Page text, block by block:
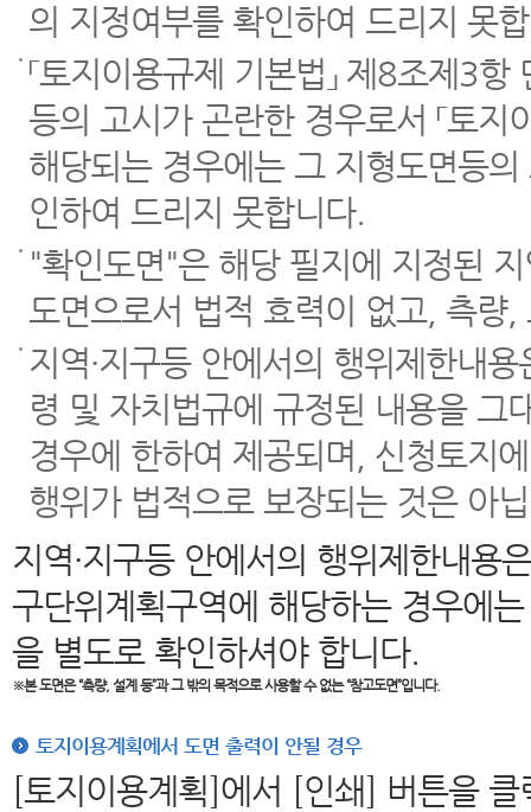
의 지정여부를 확인하여 드리지 못
「토지이용규제 기본법」 제8조제3
등의 고시가 곤란한 경우로서 「토
해당되는 경우에는 그 지형도면등
인하여 드리지 못합니다.
"확인도면"은 해당 필지에 지정된
도면으로서 법적 효력이 없고, 측량
지역·지구등 안에서의 행위제한내
령 및 자치법규에 규정된 내용을 그
경우에 한하여 제공되며, 신청토지
행위가 법적으로 보장되는 것은 아
지역·지구등 안에서의 행위제한내용
구단위계획구역에 해당하는 경우에
을 별도로 확인하셔야 합니다.
※본 도면은“측량, 설계 등”과 그 밖의 목적으로 사용할 수 없는 “참고도면”입니다.
토지이용계획에서 도면 출력이 안될 경우
[토지이용계획]에서 [인쇄] 버튼을